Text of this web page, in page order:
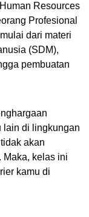
Resources
Profesional
dari materi
(SDM),
pembuatan
lain di lingkungan
akan
Maka, kelas ini
kamu di